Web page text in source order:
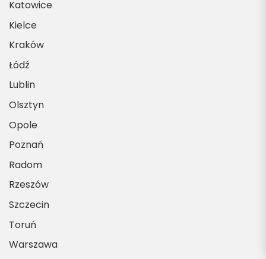
Katowice
Kielce
Kraków
Łódź
Lublin
Olsztyn
Opole
Poznań
Radom
Rzeszów
Szczecin
Toruń
Warszawa